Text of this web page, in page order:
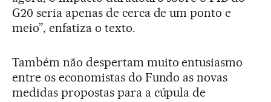
G20 seria apenas de cerca de um ponto e
meio”, enfatiza o texto.
Também não despertam muito entusiasmo
entre os economistas do Fundo as novas
medidas propostas para a cúpula de